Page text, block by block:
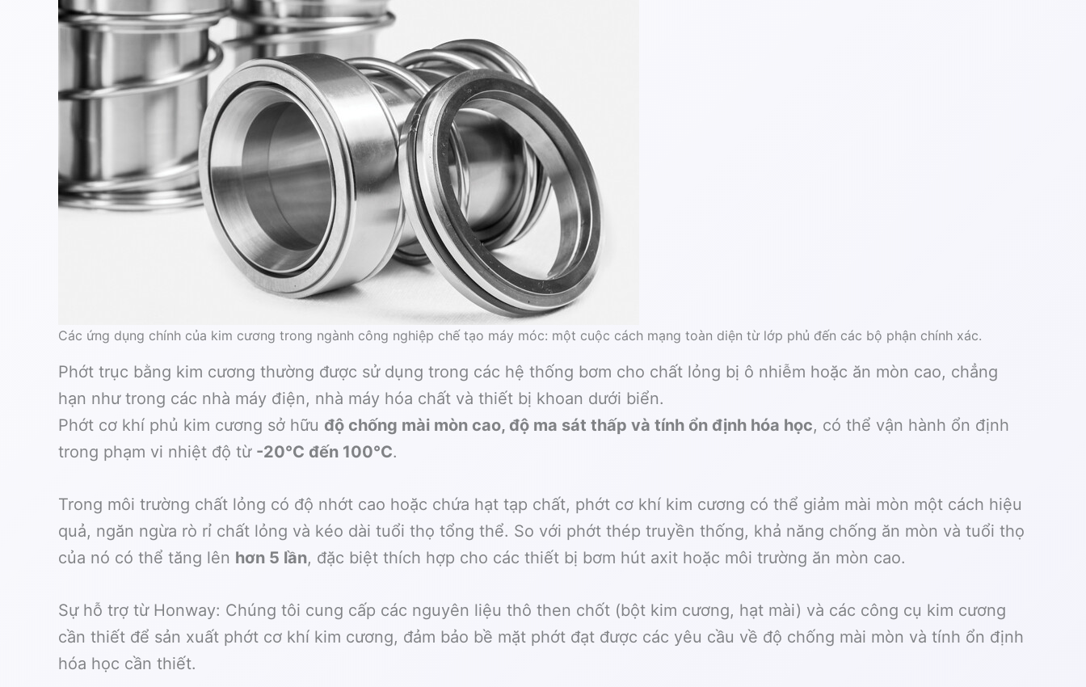
Các ứng dụng chính của kim cương trong ngành công nghiệp chế tạo máy móc: một cuộc cách mạng toàn diện từ lớp phủ đến các bộ phận chính xác.
Phớt trục bằng kim cương thường được sử dụng trong các hệ thống bơm cho chất lỏng bị ô nhiễm hoặc ăn mòn cao, chẳng
hạn như trong các nhà máy điện, nhà máy hóa chất và thiết bị khoan dưới biển.
Phớt cơ khí phủ kim cương sở hữu độ chống mài mòn cao, độ ma sát thấp và tính ổn định hóa học, có thể vận hành ổn định
trong phạm vi nhiệt độ từ -20°C đến 100°C.
Trong môi trường chất lỏng có độ nhớt cao hoặc chứa hạt tạp chất, phớt cơ khí kim cương có thể giảm mài mòn một cách hiệu
quả, ngăn ngừa rò rỉ chất lỏng và kéo dài tuổi thọ tổng thể. So với phớt thép truyền thống, khả năng chống ăn mòn và tuổi thọ
của nó có thể tăng lên hơn 5 lần, đặc biệt thích hợp cho các thiết bị bơm hút axit hoặc môi trường ăn mòn cao.
Sự hỗ trợ từ Honway: Chúng tôi cung cấp các nguyên liệu thô then chốt (bột kim cương, hạt mài) và các công cụ kim cương
cần thiết để sản xuất phớt cơ khí kim cương, đảm bảo bề mặt phớt đạt được các yêu cầu về độ chống mài mòn và tính ổn định
hóa học cần thiết.